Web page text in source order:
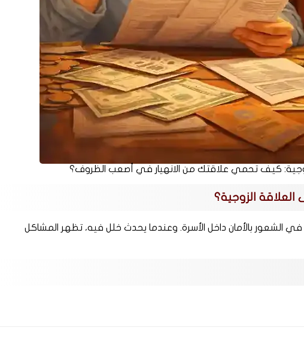
كيف تحمي علاقتك من الانهيار في أصعب الظروف؟
الزوجية؟
الشعور بالأمان داخل الأسرة. وعندما يحدث خلل فيه، تظهر المشاكل